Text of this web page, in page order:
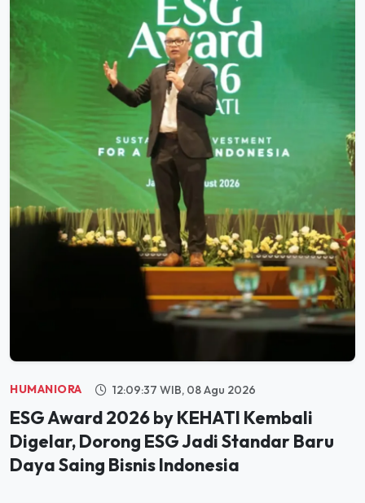
HUMANIORA 12:09:37 WIB, 08 Agu 2026
ESG Award 2026 by KEHATI Kembali
Digelar, Dorong ESG Jadi Standar Baru
Daya Saing Bisnis Indonesia